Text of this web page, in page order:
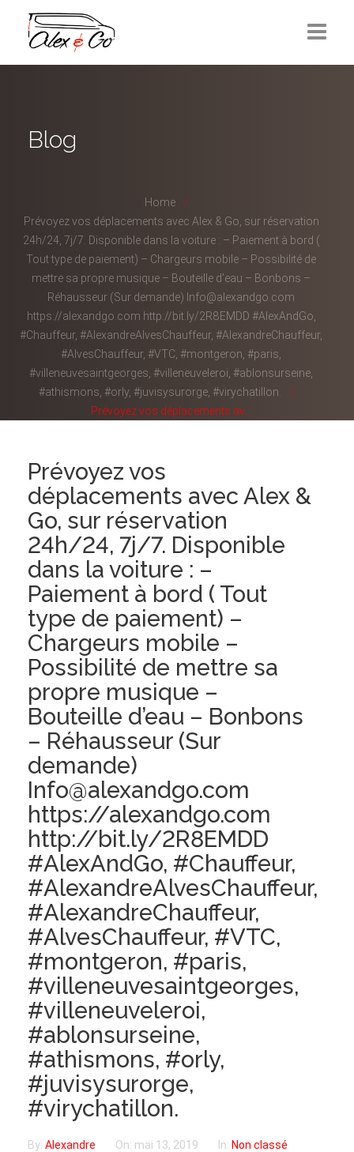
Contactez-nous
Blog
Home
Prévoyez vos déplacements avec Alex & Go, sur réservation
24h/24, 7j/7. Disponible dans la voiture : – Paiement à bord (
Tout type de paiement) – Chargeurs mobile – Possibilité de
mettre sa propre musique – Bouteille d’eau – Bonbons –
Réhausseur (Sur demande) Info@alexandgo.com
https://alexandgo.com http://bit.ly/2R8EMDD #AlexAndGo,
#Chauffeur, #AlexandreAlvesChauffeur, #AlexandreChauffeur,
#AlvesChauffeur, #VTC, #montgeron, #paris,
#villeneuvesaintgeorges, #villeneuveleroi, #ablonsurseine,
#athismons, #orly, #juvisysurorge, #virychatillon.
Prévoyez vos déplacements av...
Prévoyez vos
déplacements avec Alex &
Go, sur réservation
24h/24, 7j/7. Disponible
dans la voiture : –
Paiement à bord ( Tout
type de paiement) –
Chargeurs mobile –
Possibilité de mettre sa
propre musique –
Bouteille d’eau – Bonbons
– Réhausseur (Sur
demande)
Info@alexandgo.com
https://alexandgo.com
http://bit.ly/2R8EMDD
#AlexAndGo, #Chauffeur,
#AlexandreAlvesChauffeur,
#AlexandreChauffeur,
#AlvesChauffeur, #VTC,
#montgeron, #paris,
#villeneuvesaintgeorges,
#villeneuveleroi,
#ablonsurseine,
#athismons, #orly,
#juvisysurorge,
#virychatillon.
By: Alexandre On: mai 13, 2019 In: Non classé